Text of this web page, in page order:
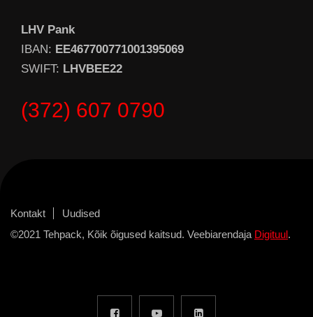
LHV Pank
IBAN: EE467700771001395069
SWIFT: LHVBEE22
(372) 607 0790
Kontakt
Uudised
©2021 Tehpack, Kõik õigused kaitsud. Veebiarendaja Digituul.